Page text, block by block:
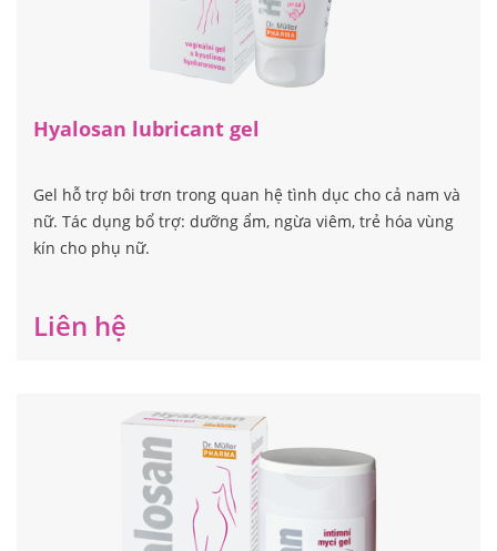
Hyalosan lubricant gel
Gel hỗ trợ bôi trơn trong quan hệ tình dục cho cả nam và
nữ. Tác dụng bổ trợ: dưỡng ẩm, ngừa viêm, trẻ hóa vùng
kín cho phụ nữ.
Liên hệ